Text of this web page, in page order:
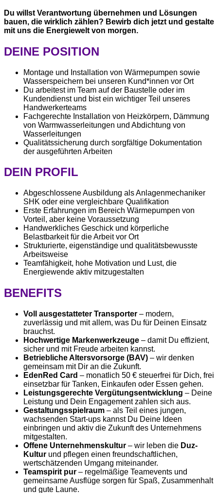
Du willst Verantwortung übernehmen und Lösungen
bauen, die wirklich zählen? Bewirb dich jetzt und gestalte
mit uns die Energiewelt von morgen.
DEINE POSITION
Montage und Installation von Wärmepumpen sowie
Wasserspeichern bei unseren Kund*innen vor Ort
Du arbeitest im Team auf der Baustelle oder im
Kundendienst und bist ein wichtiger Teil unseres
Handwerkerteams
Fachgerechte Installation von Heizkörpern, Dämmung
von Warmwasserleitungen und Abdichtung von
Wasserleitungen
Qualitätssicherung durch sorgfältige Dokumentation
der ausgeführten Arbeiten
DEIN PROFIL
Abgeschlossene Ausbildung als Anlagenmechaniker
SHK oder eine vergleichbare Qualifikation
Erste Erfahrungen im Bereich Wärmepumpen von
Vorteil, aber keine Voraussetzung
Handwerkliches Geschick und körperliche
Belastbarkeit für die Arbeit vor Ort
Strukturierte, eigenständige und qualitätsbewusste
Arbeitsweise
Teamfähigkeit, hohe Motivation und Lust, die
Energiewende aktiv mitzugestalten
BENEFITS
Voll ausgestatteter Transporter – modern,
zuverlässig und mit allem, was Du für Deinen Einsatz
brauchst.
Hochwertige Markenwerkzeuge – damit Du effizient,
sicher und mit Freude arbeiten kannst.
Betriebliche Altersvorsorge (BAV) – wir denken
gemeinsam mit Dir an die Zukunft.
EdenRed Card – monatlich 50 € steuerfrei für Dich, frei
einsetzbar für Tanken, Einkaufen oder Essen gehen.
Leistungsgerechte Vergütungsentwicklung – Deine
Leistung und Dein Engagement zahlen sich aus.
Gestaltungsspielraum – als Teil eines jungen,
wachsenden Start-ups kannst Du Deine Ideen
einbringen und aktiv die Zukunft des Unternehmens
mitgestalten.
Offene Unternehmenskultur – wir leben die Duz-
Kultur und pflegen einen freundschaftlichen,
wertschätzenden Umgang miteinander.
Teamspirit pur – regelmäßige Teamevents und
gemeinsame Ausflüge sorgen für Spaß, Zusammenhalt
und gute Laune.